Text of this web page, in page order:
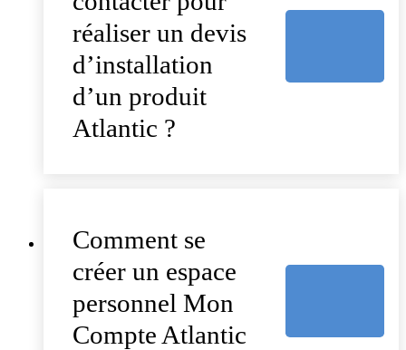
réaliser un devis
d’installation
d’un produit
Atlantic ?
Comment se
créer un espace
personnel Mon
Compte Atlantic